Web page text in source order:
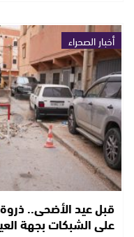
أخبار الصحراء
قبل عيد الأضحى..
على الشبكات بجهة